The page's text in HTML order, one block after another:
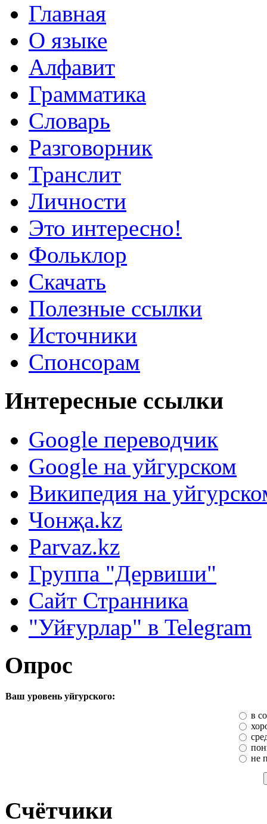
Главная
О языке
Алфавит
Грамматика
Словарь
Разговорник
Транслит
Личности
Это интересно!
Фольклор
Скачать
Полезные ссылки
Источники
Спонсорам
Интересные ссылки
Google переводчик
Google на уйгурском
Википедия на
Чонҗа.kz
Parvaz.kz
Группа "Дервиши"
Сайт Странника
"Уйғурлар" в Telegram
Опрос
Ваш уровень уйгурского:
в
не
Счётчики